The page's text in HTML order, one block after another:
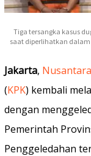
Tiga tersangka kasus
saat diperlihatkan dalam
Jakarta,
(KPK) kembali
dengan
Pemerintah
Penggeledahan